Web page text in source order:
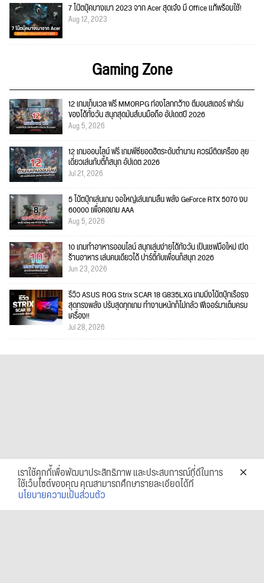
7 โน๊ตบุ๊คบางเบา 2023 จาก Acer สุดเจ๋ง มี Office แท้พร้อมใช้!
Aug 12, 2023
Gaming Zone
12 เกมเก็บเวล ฟรี MMORPG ท่องโลกกว้าง ตีมอนสเตอร์ ฟาร์ม
ของได้ทั้งวัน สนุกสุดมันส์บนมือถือ อัปเดตปี 2026
Aug 5, 2026
12 เกมออนไลน์ ฟรี เกมพีซียอดฮิตระดับตำนาน ควรมีติดเครื่อง ลุย
เดี่ยวเล่นกับตี้ก็สนุก อัปเดต 2026
Jul 21, 2026
5 โน้ตบุ๊กเล่นเกม จอใหญ่เล่นเกมลื่น พลัง GeForce RTX 5070 งบ
60000 เพื่อคอเกม AAA
Aug 5, 2026
10 เกมทำอาหารออนไลน์ สนุกเล่นง่ายได้ทั้งวัน เป็นเชฟมือใหม่ เปิด
ร้านอาหาร เล่นคนเดียวได้ ปาร์ตี้กับเพื่อนก็สนุก 2026
Jun 23, 2026
รีวิว ASUS ROG Strix SCAR 18 G835LXG เกมมิ่งโน้ตบุ๊กเรือธง
สุดทรงพลัง ปรับสุดทุกเกม ทำงานหนักก็ไม่กลัว ฟีเจอร์มาเต็มครบ
เครื่อง!!
Jul 28, 2026
เราใช้คุกกี้เพื่อพัฒนาประสิทธิภาพ และประสบการณ์ที่ดีในการ
ใช้เว็บไซต์ของคุณ คุณสามารถศึกษารายละเอียดได้ที่
นโยบายความเป็นส่วนตัว